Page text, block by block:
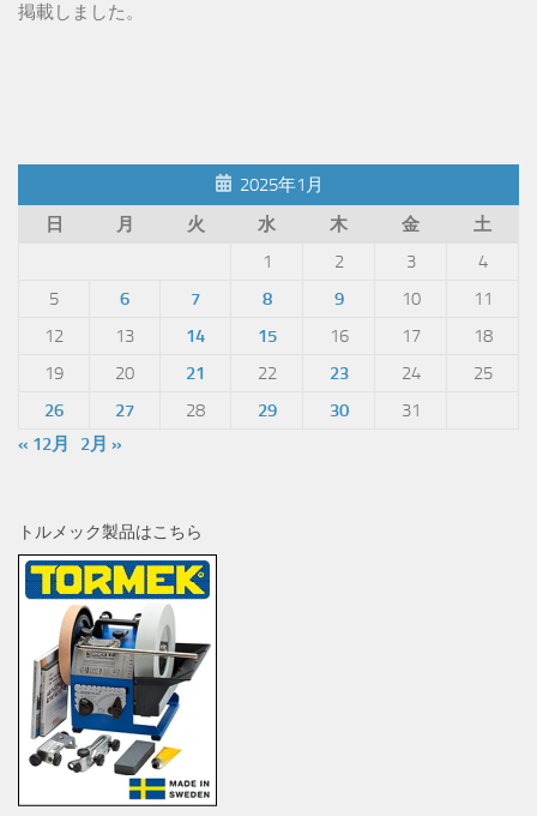
掲載しました。
2025年1月
日
月 火 水 木 金
土
1
2 3
4
5
6 7 8 9 10
11
12
13 14 15 16 17
18
19
20 21 22 23 24
25
26
27 28 29 30
31
« 12月
2月 »
トルメック製品はこちら